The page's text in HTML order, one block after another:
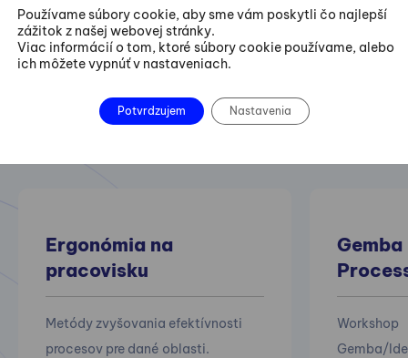
Odporúčame aj
nasledovné kurzy
Ergonómia na
pracovisku
Metódy zvyšovania efektívnosti
procesov pre dané oblasti.
Workshop
Gemba/
Používame súbory cookie, aby sme vám poskytli čo najlepší
zážitok z našej webovej stránky.
Viac informácií o tom, ktoré súbory cookie používame, alebo
ich môžete vypnúť v nastaveniach.
Potvrdzujem Nastavenia